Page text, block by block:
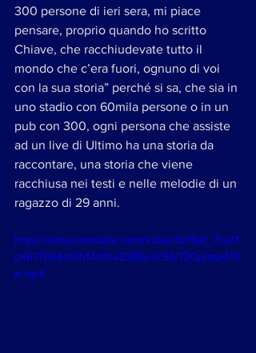
300 persone di ieri sera, mi piace
pensare, proprio quando ho scritto
Chiave, che racchiudevate tutto il
mondo che c’era fuori, ognuno di voi
con la sua storia” perché si sa, che sia in
uno stadio con 60mila persone o in un
pub con 300, ogni persona che assiste
ad un live di Ultimo ha una storia da
raccontare, una storia che viene
racchiusa nei testi e nelle melodie di un
ragazzo di 29 anni.
https://video.wixstatic.com/video/fb79af_7ca17
c4677b94a1db14d1ba2386e3c95/720p/mp4/fil
e.mp4